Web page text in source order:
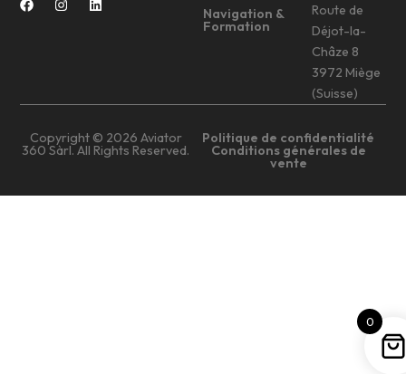
Navigation &
Formation
Route de
Déjot-la-
Châze 8
3972 Miège
(Suisse)
Copyright © 2026 Aviator
360 Sàrl. All Rights Reserved.
Politique de confidentialité
Conditions générales de
vente
0